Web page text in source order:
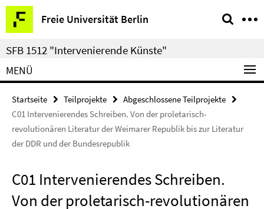
Springe
direkt
zu
Inhalt
Freie Universität Berlin
Service-
Navigation
SFB 1512 "Intervenierende Künste"
MENÜ
Startseite Teilprojekte
Abgeschlossene Teilprojekte
C01 Intervenierendes Schreiben. Von der proletarisch-
revolutionären Literatur der Weimarer Republik bis zur Literatur
der DDR und der Bundesrepublik
C01 Intervenierendes Schreiben.
Von der proletarisch-revolutionären